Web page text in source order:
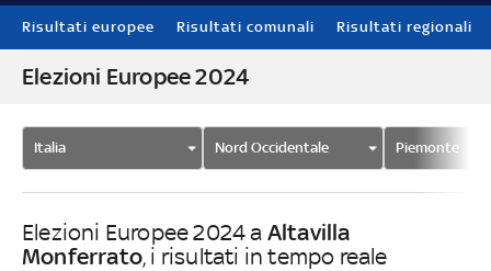
Risultati europee Risultati comunali Risultati regionali
Elezioni Europee 2024
Italia Nord Occidentale Piemonte
Elezioni Europee 2024 a Altavilla
Monferrato, i risultati in tempo reale